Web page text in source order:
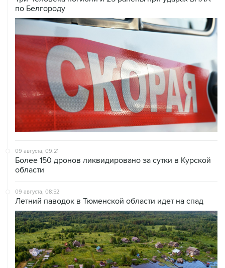
по Белгороду
09 августа, 09:21
Более 150 дронов ликвидировано за сутки в Курской
области
09 августа, 08:52
Летний паводок в Тюменской области идет на спад